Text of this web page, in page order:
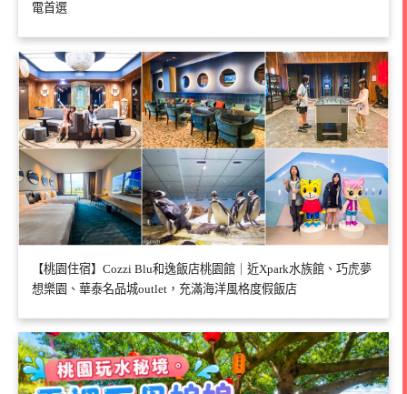
電首選
【桃園住宿】Cozzi Blu和逸飯店桃園館｜近Xpark水族館、巧虎夢
想樂園、華泰名品城outlet，充滿海洋風格度假飯店